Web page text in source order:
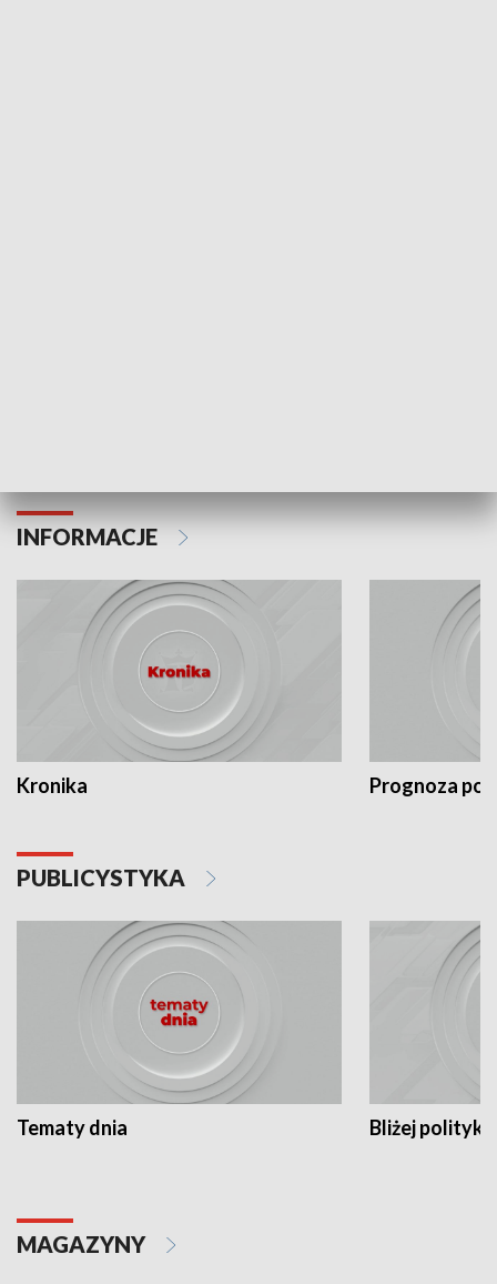
INFORMACJE
Kronika Prognoza
PUBLICYSTYKA
Tematy dnia Bliżej polityki
MAGAZYNY